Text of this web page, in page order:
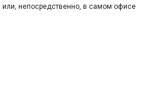
или, непосредственно, в самом офисе